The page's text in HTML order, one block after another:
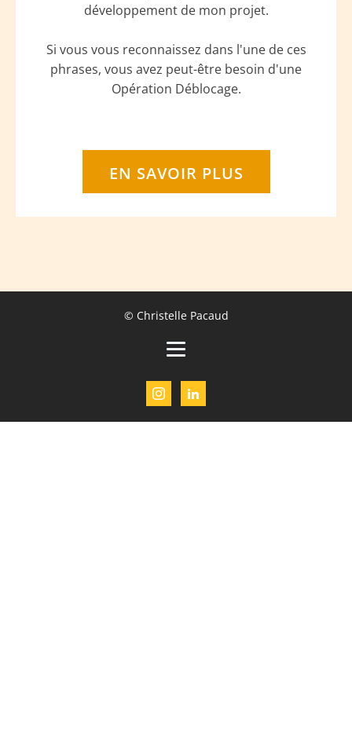
développement de mon projet.
Si vous vous reconnaissez dans l'une de ces
phrases, vous avez peut-être besoin d'une
Opération Déblocage.
EN SAVOIR PLUS
© Christelle Pacaud